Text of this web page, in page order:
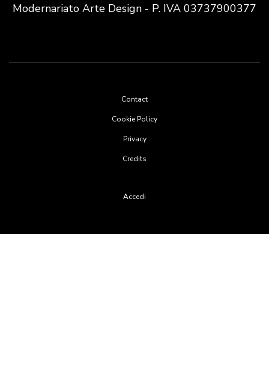
Modernariato Arte Design - P. IVA 03737900377
Contact
Cookie Policy
Privacy
Credits
Accedi